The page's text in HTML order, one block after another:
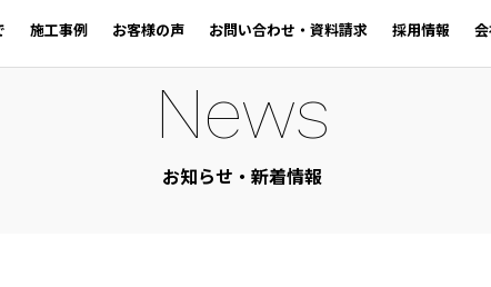
施工事例 お客様の声 お問い合わせ・資料請求 採用情報
News
お知らせ・新着情報